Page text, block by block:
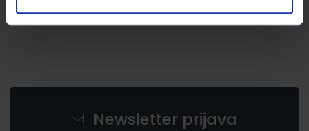
Newsletter prijava